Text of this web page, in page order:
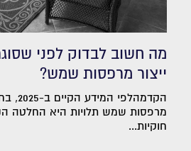
מה חשוב לבדוק לפני
ייצור מרפסות שמש?
מרפסות שמש תלויות היא החלטה
חוקיות...